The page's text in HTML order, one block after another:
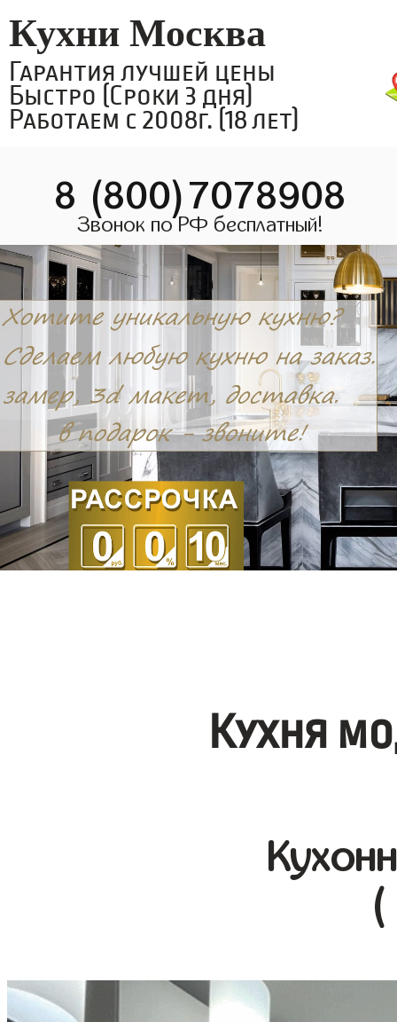
Кухни Москва
Гарантия лучшей цены
Быстро (Сроки 3 дня)
Работаем с 2008г. (18 лет)
8 (800)7078908
Звонок по РФ бесплатный!
Кухня
(